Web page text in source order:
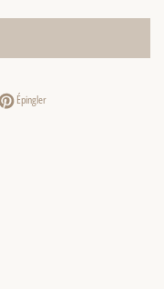
sur Twitter
ÉpinglerÉpingler sur Pinterest